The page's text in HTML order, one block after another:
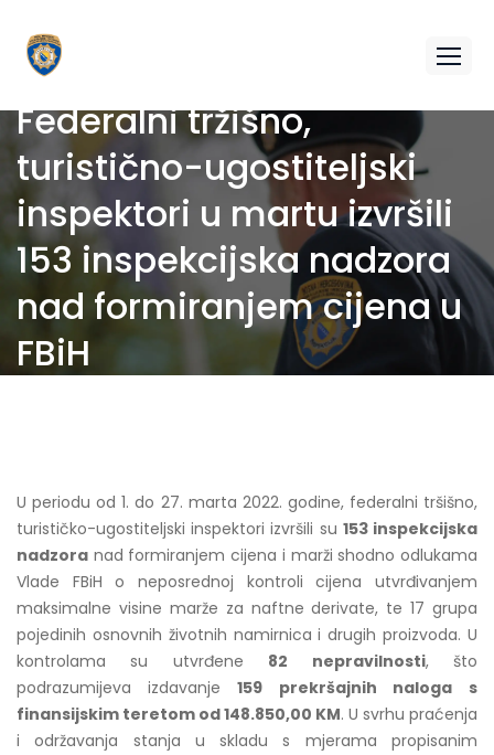
Federalni tržišno,
turistično-ugostiteljski
inspektori u martu izvršili
153 inspekcijska nadzora
nad formiranjem cijena u
FBiH
U periodu od 1. do 27. marta 2022. godine, federalni tršišno,
turističko-ugostiteljski inspektori izvršili su 153 inspekcijska
nadzora nad formiranjem cijena i marži shodno odlukama
Vlade FBiH o neposrednoj kontroli cijena utvrđivanjem
maksimalne visine marže za naftne derivate, te 17 grupa
pojedinih osnovnih životnih namirnica i drugih proizvoda. U
kontrolama su utvrđene 82 nepravilnosti, što
podrazumijeva izdavanje159 prekršajnih naloga
s
finansijskim teretom od 148.850,00 KM. U svrhu praćenja
i održavanja stanja u skladu s mjerama propisanim